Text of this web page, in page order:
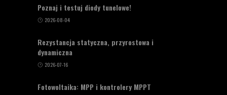
Poznaj i testuj diody tunelowe!
2026-08-04
Rezystancja statyczna, przyrostowa i
dynamiczna
2026-07-16
Fotowoltaika: MPP i kontrolery MPPT